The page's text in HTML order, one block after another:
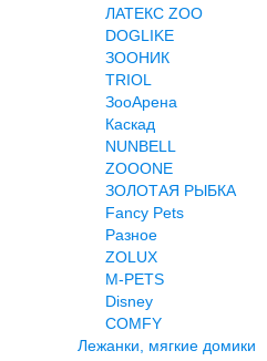
ЛАТЕКС ZOO
DOGLIKE
ЗООНИК
TRIOL
ЗооАрена
Каскад
NUNBELL
ZOOONE
ЗОЛОТАЯ РЫБКА
Fancy Pets
Разное
ZOLUX
M-PETS
Disney
COMFY
Лежанки, мягкие домики